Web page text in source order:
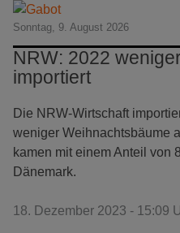
Sonntag, 9. August 2026
NRW: 2022
importiert
Die NRW-Wirtschaft
weniger Weihnachtsbäume
kamen mit einem Anteil von
Dänemark.
18. Dezember 2023 - 15:09